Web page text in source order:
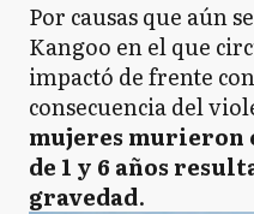
Por causas que aún
Kangoo en el que
impactó de frente
consecuencia del
mujeres murieron
de 1 y 6 años
gravedad.